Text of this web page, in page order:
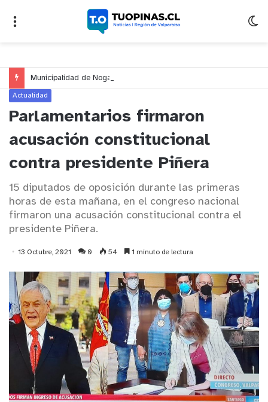
Actualidad
Parlamentarios firmaron
acusación constitucional
contra presidente Piñera
15 diputados de oposición durante las primeras
horas de esta mañana, en el congreso nacional
firmaron una acusación constitucional contra el
presidente Piñera.
13 Octubre, 2021 0 54 1 minuto de lectura